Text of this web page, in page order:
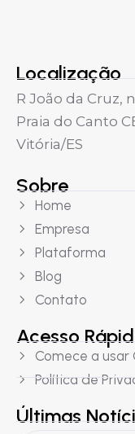
Localização
R João da Cruz,
Praia do Canto
Vitória/ES
Sobre
Home
Empresa
Plataforma
Blog
Contato
Acesso
Comece a usar
Política de
Últimas